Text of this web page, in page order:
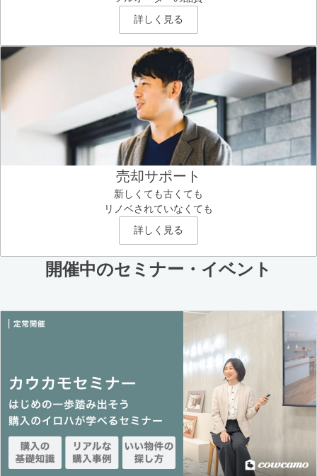
詳しく見る
売却サポート
新しくても古くても
リノベされていなくても
詳しく見る
開催中のセミナー・イベント